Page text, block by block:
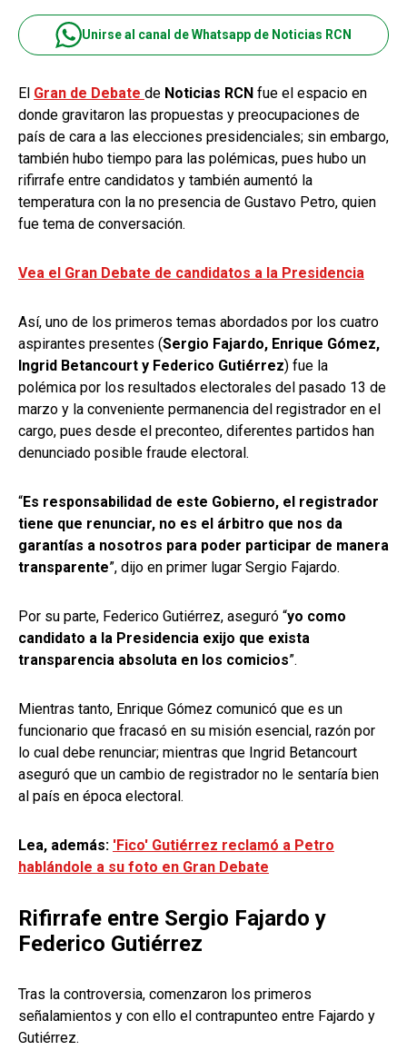
Unirse al canal de Whatsapp de Noticias RCN
El Gran de Debate de Noticias RCN fue el espacio en
donde gravitaron las propuestas y preocupaciones de
país de cara a las elecciones presidenciales; sin embargo,
también hubo tiempo para las polémicas, pues hubo un
rifirrafe entre candidatos y también aumentó la
temperatura con la no presencia de Gustavo Petro, quien
fue tema de conversación.
Vea el Gran Debate de candidatos a la Presidencia
Así, uno de los primeros temas abordados por los cuatro
aspirantes presentes (Sergio Fajardo, Enrique Gómez,
Ingrid Betancourt y Federico Gutiérrez) fue la
polémica por los resultados electorales del pasado 13 de
marzo y la conveniente permanencia del registrador en el
cargo, pues desde el preconteo, diferentes partidos han
denunciado posible fraude electoral.
“Es responsabilidad de este Gobierno, el registrador
tiene que renunciar, no es el árbitro que nos da
garantías a nosotros para poder participar de manera
transparente”, dijo en primer lugar Sergio Fajardo.
Por su parte, Federico Gutiérrez, aseguró “yo como
candidato a la Presidencia exijo que exista
transparencia absoluta en los comicios”.
Mientras tanto, Enrique Gómez comunicó que es un
funcionario que fracasó en su misión esencial, razón por
lo cual debe renunciar; mientras que Ingrid Betancourt
aseguró que un cambio de registrador no le sentaría bien
al país en época electoral.
Lea, además: 'Fico' Gutiérrez reclamó a Petro
hablándole a su foto en Gran Debate
Rifirrafe entre Sergio Fajardo y
Federico Gutiérrez
Tras la controversia, comenzaron los primeros
señalamientos y con ello el contrapunteo entre Fajardo y
Gutiérrez.